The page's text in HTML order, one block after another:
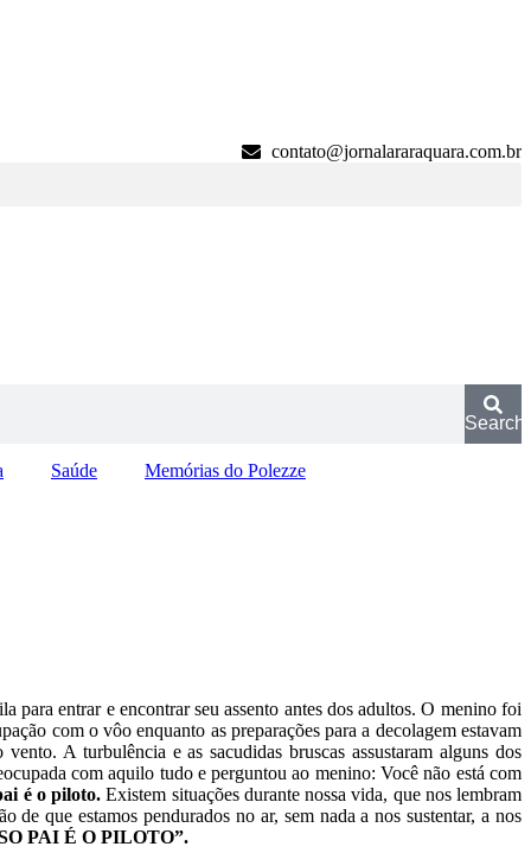
contato@jornalararaquara.com.br
Search
Saúde
Memórias do Polezze
para entrar e encontrar seu assento antes dos adultos. O menino foi
com o vôo enquanto as preparações para a decolagem estavam
A turbulência e as sacudidas bruscas assustaram alguns dos
com aquilo tudo e perguntou ao menino: Você não está com
é o piloto.Existem situações durante nossa vida, que nos lembram
de que estamos pendurados no ar, sem nada a nos sustentar, a nos
PAI É O PILOTO”.